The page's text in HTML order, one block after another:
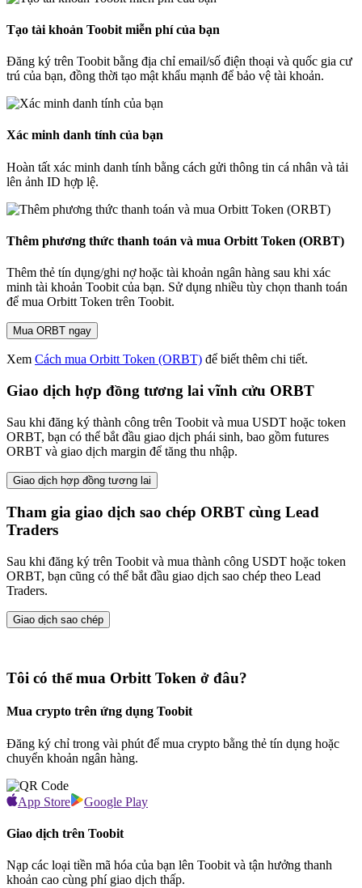
Tạo tài khoản Toobit miễn phí của bạn
Đăng ký trên Toobit bằng địa chỉ email/số điện thoại và quốc gia cư
trú của bạn, đồng thời tạo mật khẩu mạnh để bảo vệ tài khoản.
Xác minh danh tính của bạn
Hoàn tất xác minh danh tính bằng cách gửi thông tin cá nhân và tải
lên ảnh ID hợp lệ.
Thêm phương thức thanh toán và mua Orbitt Token (ORBT)
Thêm thẻ tín dụng/ghi nợ hoặc tài khoản ngân hàng sau khi xác
minh tài khoản Toobit của bạn. Sử dụng nhiều tùy chọn thanh toán
để mua Orbitt Token trên Toobit.
Mua ORBT ngay
Xem Cách mua Orbitt Token (ORBT) để biết thêm chi tiết.
Giao dịch hợp đồng tương lai vĩnh cửu ORBT
Sau khi đăng ký thành công trên Toobit và mua USDT hoặc token
ORBT, bạn có thể bắt đầu giao dịch phái sinh, bao gồm futures
ORBT và giao dịch margin để tăng thu nhập.
Giao dịch hợp đồng tương lai
Tham gia giao dịch sao chép ORBT cùng Lead
Traders
Sau khi đăng ký trên Toobit và mua thành công USDT hoặc token
ORBT, bạn cũng có thể bắt đầu giao dịch sao chép theo Lead
Traders.
Giao dịch sao chép
Tôi có thể mua Orbitt Token ở đâu?
Mua crypto trên ứng dụng Toobit
Đăng ký chỉ trong vài phút để mua crypto bằng thẻ tín dụng hoặc
chuyển khoản ngân hàng.
App Store Google Play
Giao dịch trên Toobit
Nạp các loại tiền mã hóa của bạn lên Toobit và tận hưởng thanh
khoản cao cùng phí giao dịch thấp.